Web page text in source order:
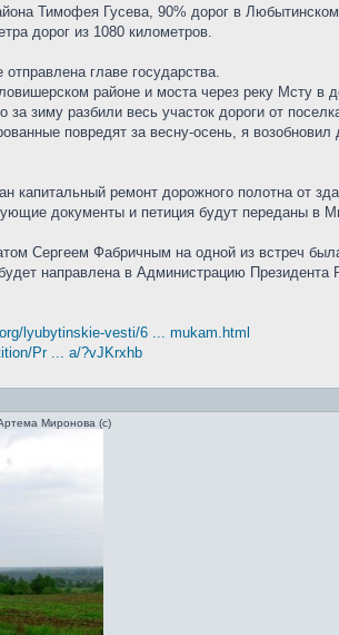
Тимофея Гусева, 90% дорог в
дорог из 1080 километров.
главе государства.
районе и моста через реку Мсту в
зиму разбили весь участок дороги от
повредят за весну-осень, я
капитальный ремонт дорожного полотна от
документы и петиция будут переданы в
Сергеем Фабричным на одной из встреч
направлена в Администрацию
lyubytinskie-vesti/6 ... mukam.html
Pr ... a/?vJKrxhb
Миронова (c)